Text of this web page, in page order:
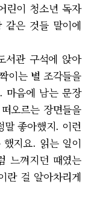
린이 청소년 독자
같은 것들 말이에
서관 구석에 앉아
이는 별 조각들을
마음에 남는 문장
오르는 장면들을
말 좋아했지. 이런
지요. 읽는 일이
느껴지던 때였는
란 걸 알아차리게